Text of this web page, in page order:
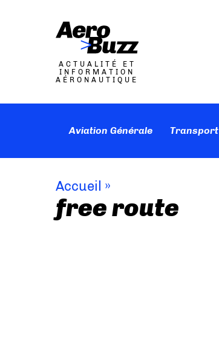
ACTUALITÉ ET
INFORMATION
AÉRONAUTIQUE
Aviation Générale Transport
Accueil »
free route